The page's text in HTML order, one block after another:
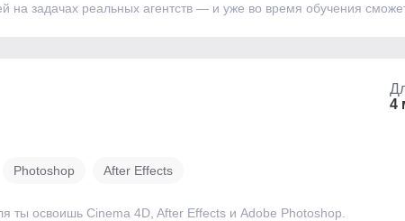
на задачах реальных агентств — и уже во время обучения
4
Photoshop After Effects
ты освоишь Cinema 4D, After Effects и Adobe Photoshop.